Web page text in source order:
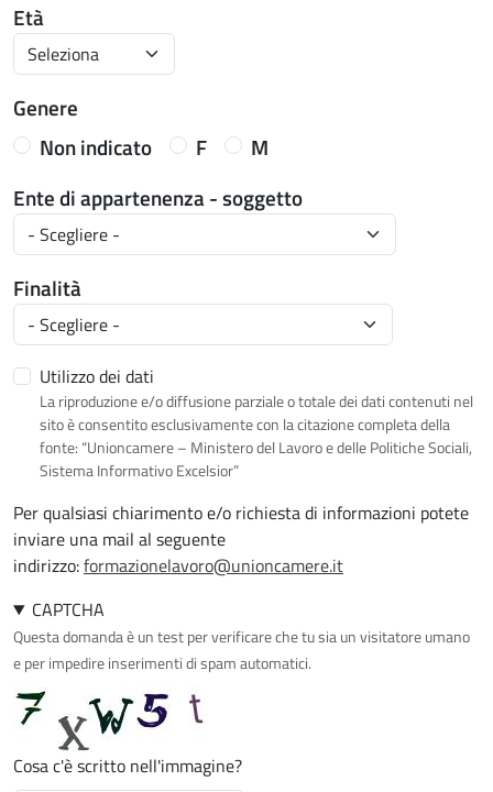
Età
Genere
Non indicato
F
M
Ente di appartenenza - soggetto
Finalità
Utilizzo dei dati
La riproduzione e/o diffusione parziale o totale dei dati contenuti nel
sito è consentito esclusivamente con la citazione completa della
fonte: “Unioncamere – Ministero del Lavoro e delle Politiche Sociali,
Sistema Informativo Excelsior”
Per qualsiasi chiarimento e/o richiesta di informazioni potete
inviare una mail al seguente
indirizzo:formazionelavoro@unioncamere.it
CAPTCHA
Questa domanda è un test per verificare che tu sia un visitatore umano
e per impedire inserimenti di spam automatici.
Cosa c'è scritto nell'immagine?